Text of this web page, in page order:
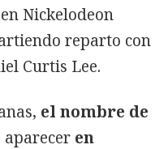
Nickelodeon
reparto con
Curtis Lee.
el nombre de
en